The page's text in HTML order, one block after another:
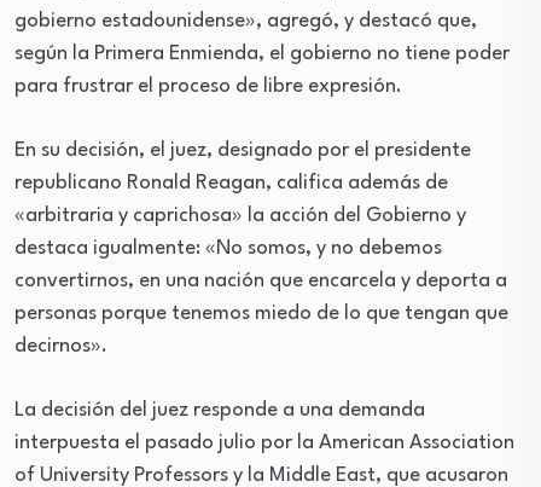
gobierno estadounidense», agregó, y destacó que,
según la Primera Enmienda, el gobierno no tiene poder
para frustrar el proceso de libre expresión.
En su decisión, el juez, designado por el presidente
republicano Ronald Reagan, califica además de
«arbitraria y caprichosa» la acción del Gobierno y
destaca igualmente: «No somos, y no debemos
convertirnos, en una nación que encarcela y deporta a
personas porque tenemos miedo de lo que tengan que
decirnos».
La decisión del juez responde a una demanda
interpuesta el pasado julio por la American Association
of University Professors y la Middle East, que acusaron